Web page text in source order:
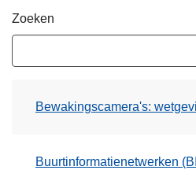
Zoeken
Bewakingscamera's:
Buurtinformatienetwerken